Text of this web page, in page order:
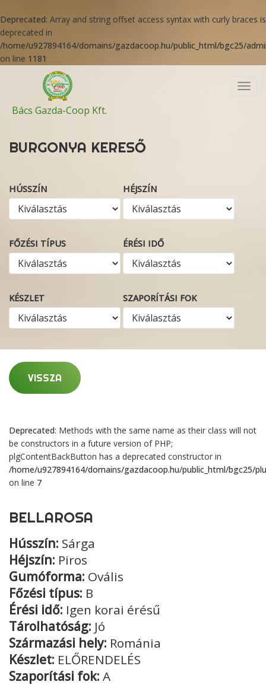
Deprecated: Array and string offset access syntax with curly braces is
deprecated in
/home/u927894164/domains/gazdacoop.hu/public_html/bgc25/
on line 1181
Bács Gazda-Coop Kft.
BURGONYA KERESŐ
HÚSSZÍN HÉJSZÍN
FŐZÉSI TÍPUS ÉRÉSI IDŐ
KÉSZLET SZAPORÍTÁSI FOK
VISSZA
Deprecated: Methods with the same name as their class will not
be constructors in a future version of PHP;
plgContentBackButton has a deprecated constructor in
/home/u927894164/domains/gazdacoop.hu/public_html/bgc25/
on line 7
BELLAROSA
Hússzín: Sárga
Héjszín: Piros
Gumóforma: Ovális
Főzési típus: B
Érési idő: Igen korai érésű
Tárolhatóság: Jó
Származási hely: Románia
Készlet: ELŐRENDELÉS
Szaporítási fok: A